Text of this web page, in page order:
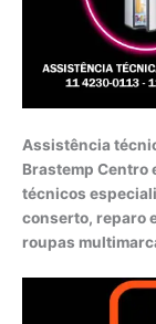
Assistência
Brastemp Centro
técnicos
conserto, reparo
roupas